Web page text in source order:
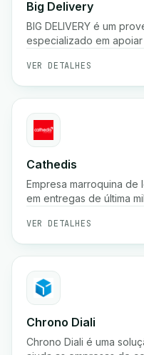
Big Delivery
BIG DELIVERY é um
especializado em
VER DETALHES
Cathedis
Empresa marroquina
em entregas de última
rastreamento em tempo
armazenamento.
VER DETALHES
Chrono Diali
Chrono Diali é uma